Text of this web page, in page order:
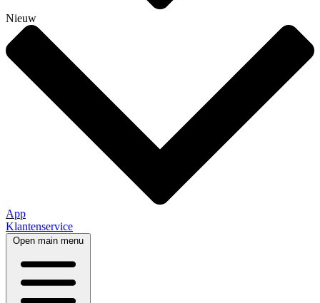
Nieuw
App
Klantenservice
Open main menu